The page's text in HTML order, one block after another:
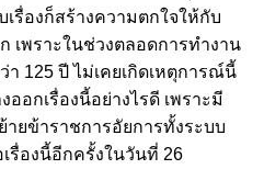
รื่องก็สร้างความตกใจให้กับ
เพราะในช่วงตลอดการทำงาน
125 ปี ไม่เคยเกิดเหตุการณ์นี้
อกเรื่องนี้อย่างไรดี เพราะมี
ยข้าราชการอัยการทั้งระบบ
รื่องนี้อีกครั้งในวันที่ 26